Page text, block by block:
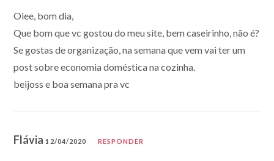
Oiee, bom dia,
Que bom que vc gostou do meu site, bem caseirinho, não é?
Se gostas de organização, na semana que vem vai ter um
post sobre economia doméstica na cozinha.
beijoss e boa semana pra vc
Flávia12/04/2020 RESPONDER